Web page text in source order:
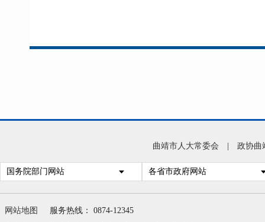
曲靖市人大常委会 政协曲
国务院部门网站 各省市政府网站
网站地图
服务热线： 0874-12345